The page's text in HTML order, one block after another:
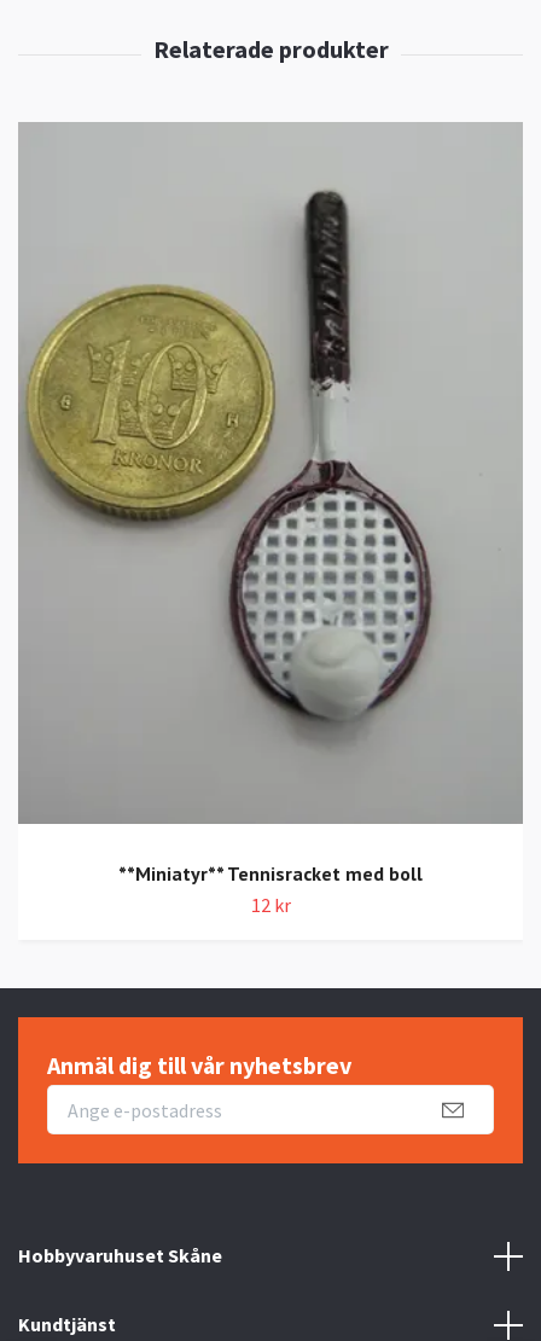
**Miniatyr** Tennisracket med boll
12 kr
Anmäl dig till vår nyhetsbrev
Hobbyvaruhuset Skåne
Kundtjänst